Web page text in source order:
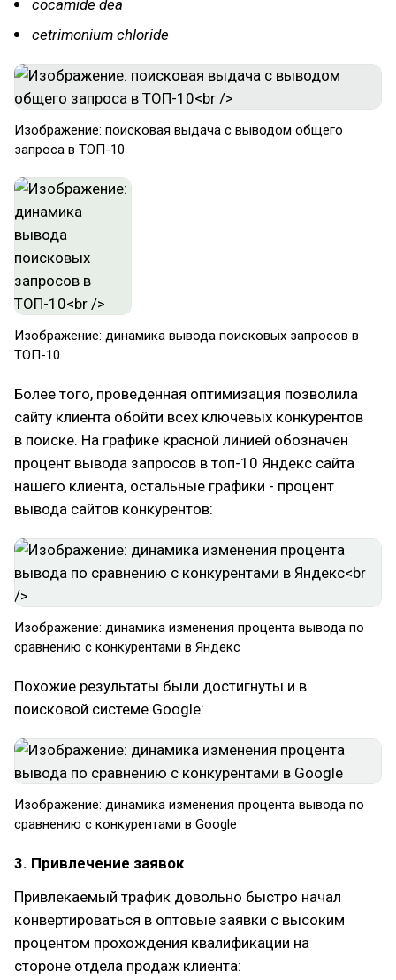
cocamide dea
cetrimonium chloride
Изображение: поисковая выдача с выводом общего
запроса в ТОП-10
Изображение: динамика вывода поисковых запросов в
ТОП-10
Более того, проведенная оптимизация позволила
сайту клиента обойти всех ключевых конкурентов
в поиске. На графике красной линией обозначен
процент вывода запросов в топ-10 Яндекс сайта
нашего клиента, остальные графики - процент
вывода сайтов конкурентов:
Изображение: динамика изменения процента вывода по
сравнению с конкурентами в Яндекс
Похожие результаты были достигнуты и в
поисковой системе Google:
Изображение: динамика изменения процента вывода по
сравнению с конкурентами в Google
3. Привлечение заявок
Привлекаемый трафик довольно быстро начал
конвертироваться в оптовые заявки с высоким
процентом прохождения квалификации на
стороне отдела продаж клиента: